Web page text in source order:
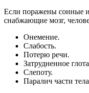
Если поражены сонные
снабжающие мозг,
Онемение.
Слабость.
Потерю речи.
Затрудненное
Слепоту.
Паралич части